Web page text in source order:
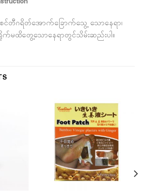
င်တီဂရိတ်အောက်ခြောက်သွေ့ သောနေရာ၊
မထိတွေ့သောနေရာတွင်သိမ်းဆည်းပါ။